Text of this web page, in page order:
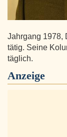
Jahrgang 1978,
tätig. Seine
täglich.
Anzeige